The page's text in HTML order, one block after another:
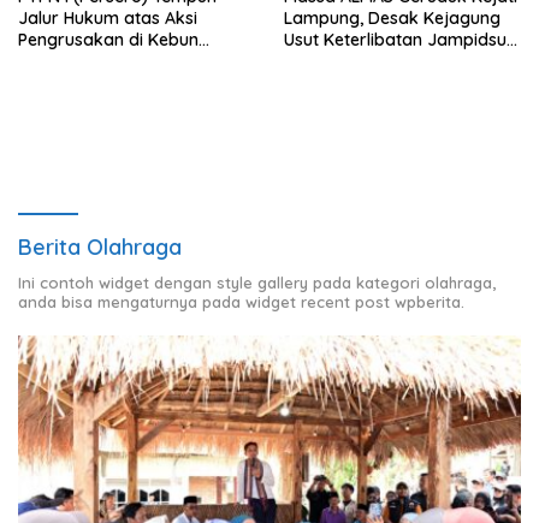
Jalur Hukum atas Aksi
Pengrusakan di Kebun
Lampung, Desak Kejagung
Usut Keterlibatan Jampidsus
Berita Olahraga
Ini contoh widget dengan style gallery pada kategori olahraga,
anda bisa mengaturnya pada widget recent post wpberita.